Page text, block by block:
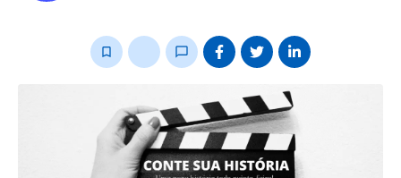
bookmark_border chat_bubble_outline